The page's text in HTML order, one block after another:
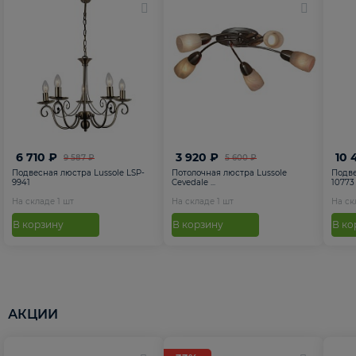
9 587 ₽
6 710 ₽
Подвесная люстра Lussole LSP-
9941
На складе 1 шт
В корзину
5 600 ₽
3 920 ₽
Потолочная люстра Lussole
Cevedale ...
На складе 1 шт
В корзину
10
10773
На
В
АКЦИИ